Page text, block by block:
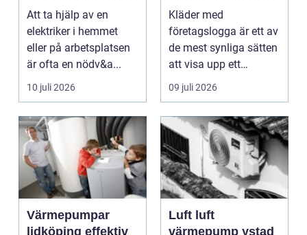
när du behöver det
Att ta hjälp av en
elektriker i hemmet
eller på arbetsplatsen
är ofta en nödv&a...
10 juli 2026
i vardagen
Kläder med
företagslogga är ett av
de mest synliga sätten
att visa upp ett
varum...
09 juli 2026
Värmepumpar
lidköping effektiv
Luft luft
värmepump ystad